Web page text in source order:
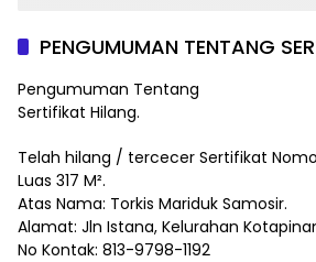
PENGUMUMAN TENTANG
Pengumuman Tentang
Sertifikat Hilang.
Telah hilang / tercecer Sertifikat Nomor:
Luas 317 M².
Atas Nama: Torkis Mariduk Samosir.
Alamat: Jln Istana, Kelurahan
No Kontak: 813-9798-1192